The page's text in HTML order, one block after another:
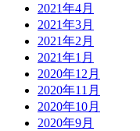
2021年4月
2021年3月
2021年2月
2021年1月
2020年12月
2020年11月
2020年10月
2020年9月